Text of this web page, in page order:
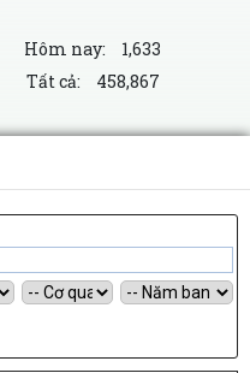
Hôm nay:
1,633
Tất cả: 458,867